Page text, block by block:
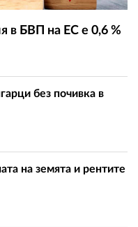
в БВП на ЕС е 0,6 %
без почивка в
на земята и рентите